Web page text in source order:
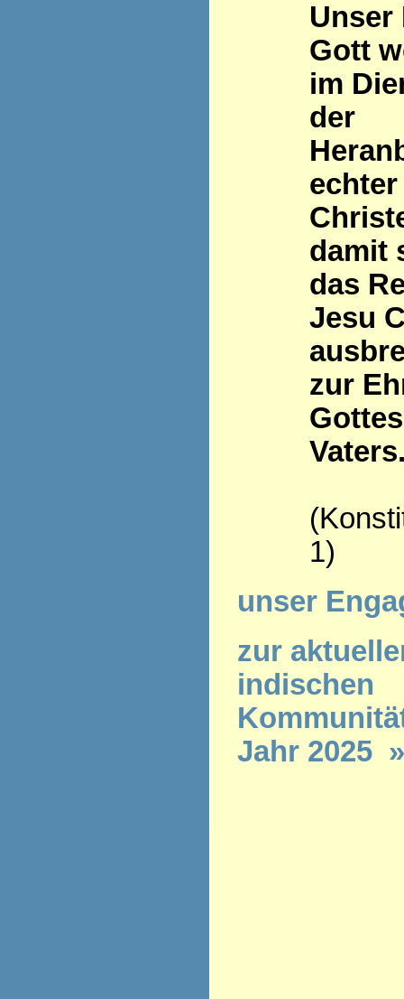
Unser
Gott
im
der
echter
damit
das
Jesu
zur
1)
unser
zur
indischen
Jahr 2025